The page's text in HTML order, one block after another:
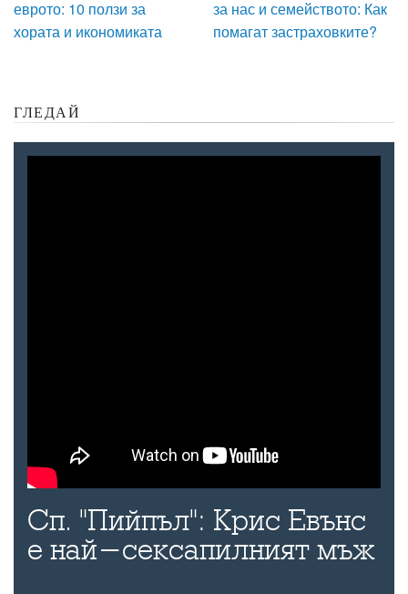
еврото: 10 ползи за
хората и икономиката
за нас и семейството: Как
помагат застраховките?
ГЛЕДАЙ
Сп. "Пийпъл": Крис Евънс
е най-сексапилният мъж